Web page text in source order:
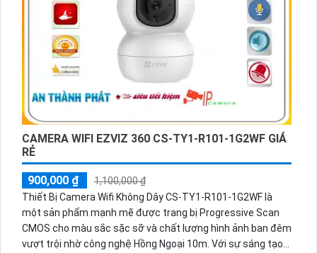
CAMERA WIFI EZVIZ 360 CS-TY1-R101-1G2WF GIÁ
RẺ
900,000 ₫
1,100,000 ₫
Thiết Bị Camera Wifi Không Dây CS-TY1-R101-1G2WF là
một sản phẩm mạnh mẽ được trang bị Progressive Scan
CMOS cho màu sắc sặc sỡ và chất lượng hình ảnh ban đêm
vượt trội nhờ công nghệ Hồng Ngoại 10m. Với sự sáng tạo